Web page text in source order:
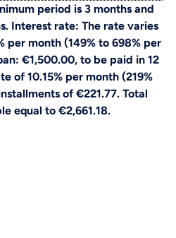
period is 3 months and
Interest rate: The rate varies
per month (149% to 698% per
€1,500.00, to be paid in 12
of 10.15% per month (219%
of €221.77. Total
equal to €2,661.18.